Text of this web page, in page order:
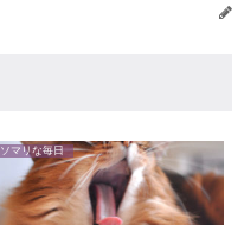
ソマリな毎日